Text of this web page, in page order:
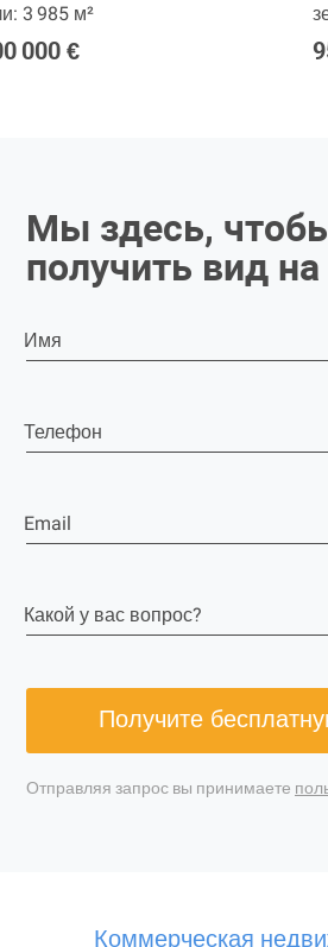
3 985 м²
000 €
Мы здесь,
получить вид
Имя
Телефон
Email
Какой у вас вопрос?
Получите
Отправляя запрос вы принимаете
Коммерческая